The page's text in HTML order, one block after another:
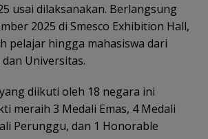
usai dilaksanakan. Berlangsung
2025 di Smesco Exhibition Hall,
pelajar hingga mahasiswa dari
Universitas.
diikuti oleh 18 negara ini
meraih 3 Medali Emas, 4 Medali
Perunggu, dan 1 Honorable